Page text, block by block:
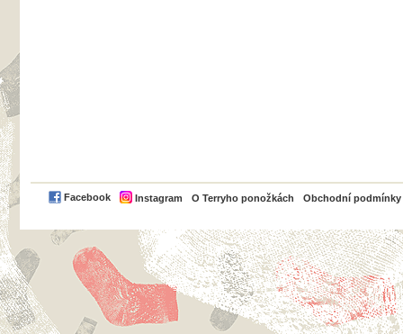
Facebook Instagram O Terryho ponožkách Obchodní podmínky
PayPal